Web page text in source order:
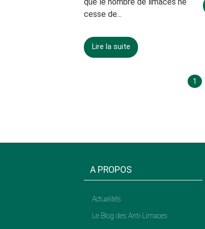
cesse de...
Lire la suite
1
A PROPOS
Actualités
Le Blog des Anti-Limaces